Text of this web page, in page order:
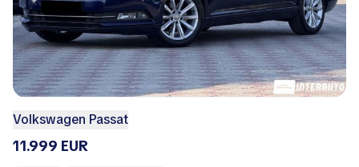
Volkswagen Passat
11.999 EUR